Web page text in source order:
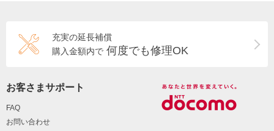
充実の延長補償
購入金額内で 何度でも修理OK
お客さまサポート
FAQ
お問い合わせ